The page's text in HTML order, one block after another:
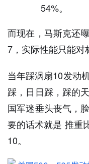
54%。
而现在，马斯克还
7，实际性能只能对
当年踩涡扇10发动
踩，日日踩，踩的
国军迷垂头丧气，
要的话术就是 推重
10。